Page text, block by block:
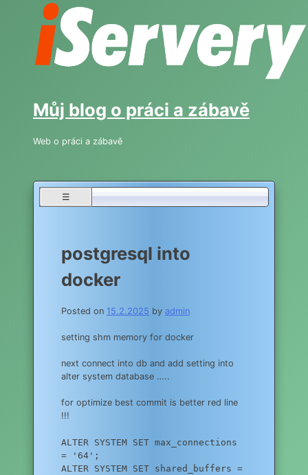
Můj blog o práci a zábavě
Web o práci a zábavě
☰
postgresql into
docker
Posted on 15.2.2025 by admin
setting shm memory for docker
next connect into db and add setting into
alter system database …..
for optimize best commit is better red line
!!!
ALTER SYSTEM SET max_connections
= '64';
ALTER SYSTEM SET shared_buffers =